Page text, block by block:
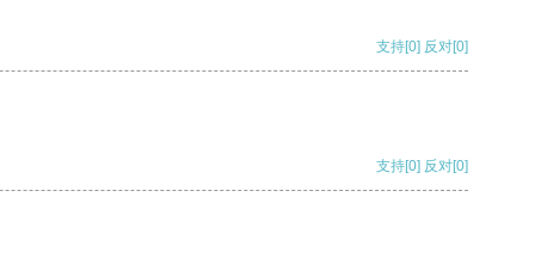
支持[0] 反对[0]
支持[0] 反对[0]